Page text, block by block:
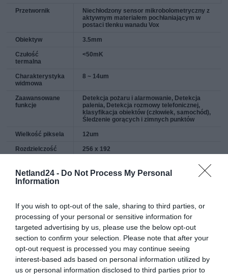
Netland24 - Do Not Process My Personal
Information
If you wish to opt-out of the sale, sharing to third parties, or
processing of your personal or sensitive information for
targeted advertising by us, please use the below opt-out
section to confirm your selection. Please note that after your
opt-out request is processed you may continue seeing
interest-based ads based on personal information utilized by
us or personal information disclosed to third parties prior to
Przetwornik
Niechłodzony sensor mikrobolometryczny z
aktywnym materiałem pochłaniającym w
postaci tlenku wanadu Vox
Obiektyw 3.5mm
Czułość
termalna
<50mK
Charakterystyka
widmowa
8 ~ 14um
Zaawansowane
funkcje
Detekcja pożaru i alarmowanie, Detekcja
palenia, Detekcja rozmowy telefonicznej,
klasyfikacja obiektów (człowiek, samochód),
Śledzenie gorących i zimnych punktów
Wielkość piksela 12um
Rozdzielczość 256 x 192
Przetwornik 1/2.7" 4Mpix CMOS
Kąt widzenia 71.2°
Czułość
0Lux(IR wł.)
Diody IR -